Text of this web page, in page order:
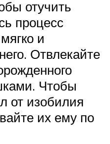
отучить
процесс
и
Отвлекайте
Чтобы
от изобилия
их ему по